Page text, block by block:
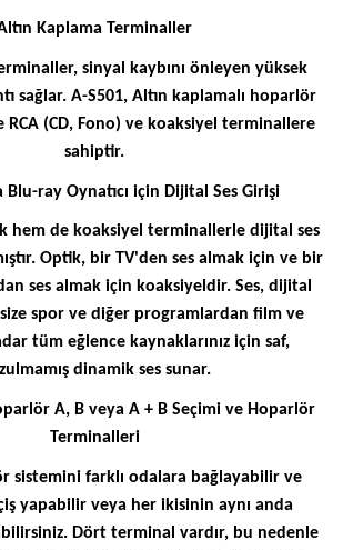
Kaplama Terminaller
sinyal kaybını önleyen yüksek
sağlar. A-S501, Altın kaplamalı hoparlör
(CD, Fono) ve koaksiyel terminallere
sahiptir.
Blu-ray Oynatıcı için Dijital Ses Girişi
hem de koaksiyel terminallerle dijital ses
Optik, bir TV'den ses almak için ve bir
ses almak için koaksiyeldir. Ses, dijital
spor ve diğer programlardan film ve
tüm eğlence kaynaklarınız için saf,
dinamik ses sunar.
A, B veya A + B Seçimi ve Hoparlör
Terminalleri
sistemini farklı odalara bağlayabilir ve
yapabilir veya her ikisinin aynı anda
Dört terminal vardır, bu nedenle